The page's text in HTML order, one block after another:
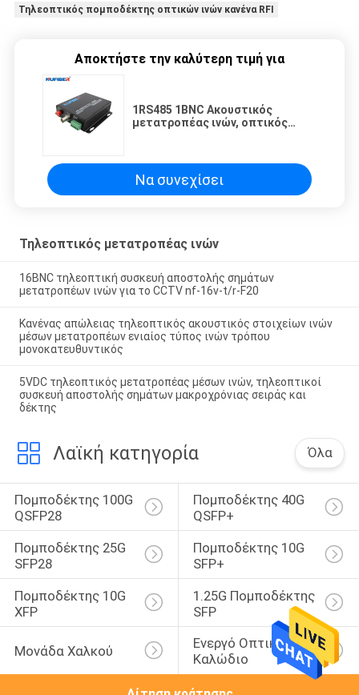
Τηλεοπτικός πομποδέκτης οπτικών ινών κανένα RFI
Αποκτήστε την καλύτερη τιμή για
1RS485 1BNC Ακουστικός
μετατροπέας ινών, οπτικός
Να συνεχίσει
Τηλεοπτικός μετατροπέας ινών
16BNC τηλεοπτική συσκευή αποστολής σημάτων
μετατροπέων ινών για το CCTV nf-16v-t/r-F20
Κανένας απώλειας τηλεοπτικός ακουστικός στοιχείων ινών
μέσων μετατροπέων ενιαίος τύπος ινών τρόπου
μονοκατευθυντικός
5VDC τηλεοπτικός μετατροπέας μέσων ινών, τηλεοπτικοί
συσκευή αποστολής σημάτων μακροχρόνιας σειράς και
δέκτης
Λαϊκή κατηγορία Όλα
Πομποδέκτης 100G
QSFP28
Πομποδέκτης 40G
QSFP+
Πομποδέκτης 25G
SFP28
Πομποδέκτης 10G
SFP+
Πομποδέκτης 10G
XFP
1.25G Πομποδέκτης
SFP
Μονάδα Χαλκού
Ενεργό Οπτικό
Καλώδιο